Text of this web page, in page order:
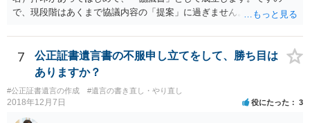
で、現段階はあくまで協議内容の「提案」に過ぎません。 納得がいか
成立となります。その場合、成立させたい相続人が、家庭裁判所に遺
産分割調停を申し立てなければなりません。 なお、弁護士の送付状
は、通常、相続人全員分の（本件であれば４通の）「遺産分割協議
書」を作成するところ、１通だけの作成にとどめる理由が書かれてい
るものです。
7
公正証書遺言書の不服申し立てをして、勝ち目は
ありますか？
#公正証書遺言の作成 #遺言の書き直し・やり直し
2018年12月7日 役にたった 3